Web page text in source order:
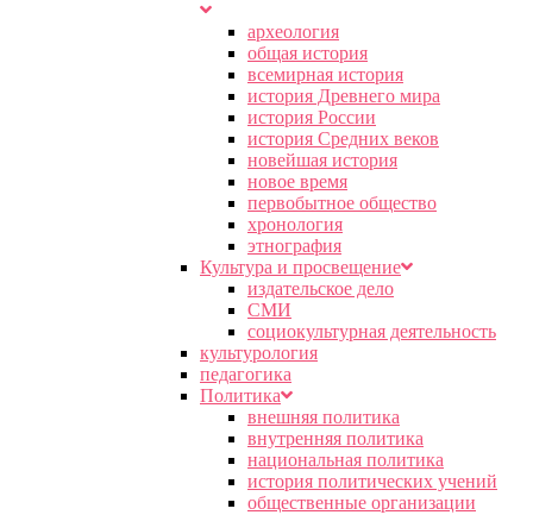
археология
общая история
всемирная история
история Древнего мира
история России
история Средних веков
новейшая история
новое время
первобытное общество
хронология
этнография
Культура и просвещение
издательское дело
СМИ
социокультурная деятельность
культурология
педагогика
Политика
внешняя политика
внутренняя политика
национальная политика
история политических учений
общественные организации